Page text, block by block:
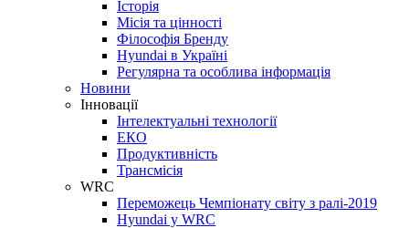
Історія
Місія та цінності
Філософія Бренду
Hyundai в Україні
Регулярна та особлива інформація
Новини
Інновації
Інтелектуальні технології
ЕКО
Продуктивність
Трансмісія
WRC
Переможець Чемпіонату світу з ралі-2019
Hyundai у WRC